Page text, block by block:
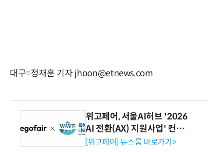
대구=정재훈 기자 jhoon@etnews.com
위고페어, 서울AI허브 '2026
AI 전환(AX) 지원사업' 컨소
시엄 선정
[위고페어] 뉴스룸 바로가기>